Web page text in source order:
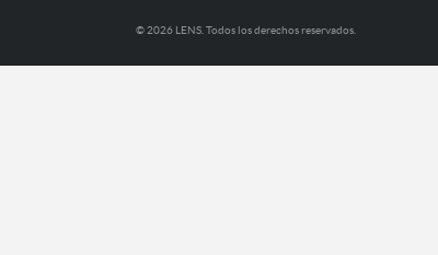
© 2026 LENS. Todos los derechos reservados.